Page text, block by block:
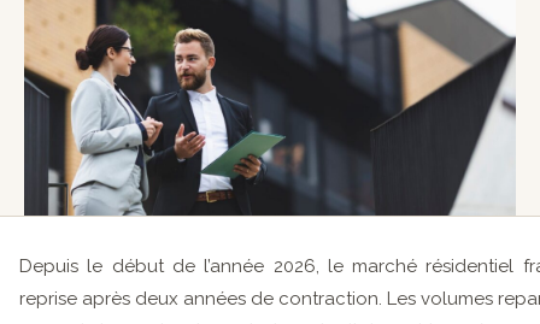
Depuis le début de l’année 2026, le marché résidentiel
reprise après deux années de contraction. Les volumes